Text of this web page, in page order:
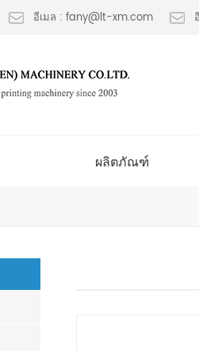
อีเมล : fany@lt-xm.com
ผลิตภัณฑ์